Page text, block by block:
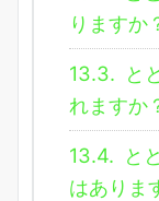
りますか
13.3. と
れますか
13.4. と
はありま